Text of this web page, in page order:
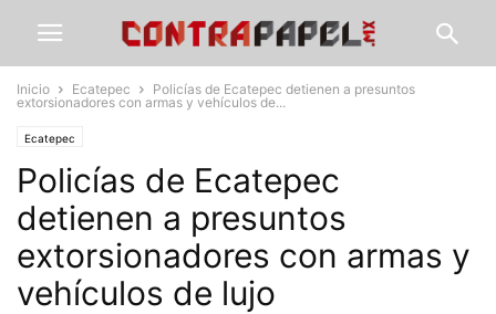
Inicio Ecatepec
Policías de Ecatepec detienen a presuntos
extorsionadores con armas y vehículos de...
Ecatepec
Policías de Ecatepec
detienen a presuntos
extorsionadores con armas y
vehículos de lujo